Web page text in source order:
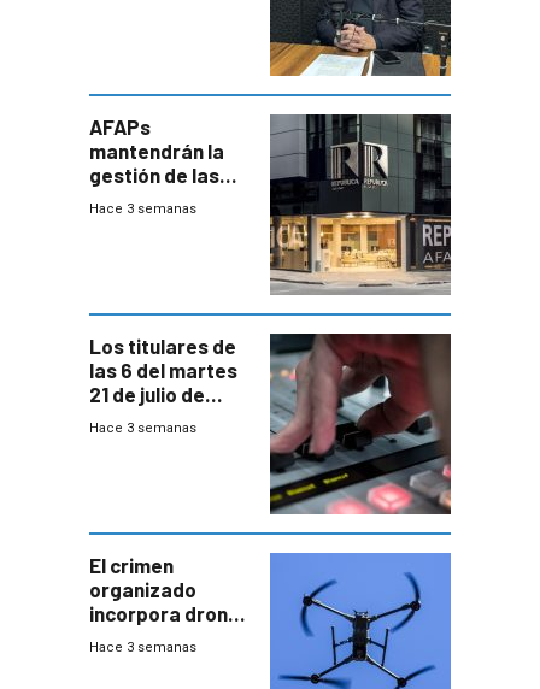
AFAPs
mantendrán la
gestión de las
cuentas
Hace 3 semanas
Los titulares de
las 6 del martes
21 de julio de
2026
Hace 3 semanas
El crimen
organizado
incorpora drones
y abre un nuevo
Hace 3 semanas